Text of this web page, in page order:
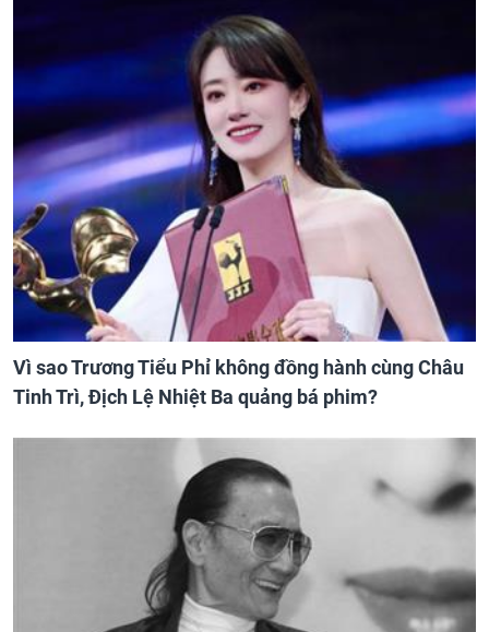
Vì sao Trương Tiểu Phỉ không đồng hành cùng Châu
Tinh Trì, Địch Lệ Nhiệt Ba quảng bá phim?